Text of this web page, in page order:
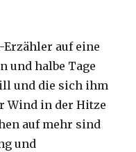
auf eine
und halbe Tage
und die sich ihm
Wind in der Hitze
auf mehr sind
und